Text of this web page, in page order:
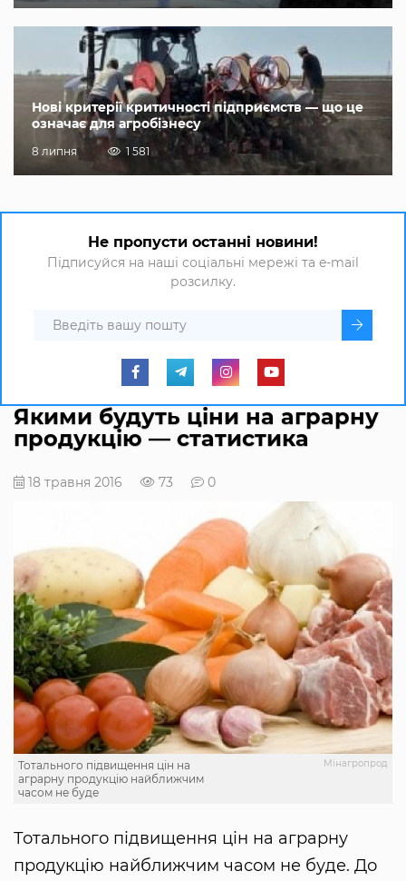
Нові критерії критичності підприємств — що це
означає для агробізнесу
8 липня 1 581
Не пропусти останні новини!
Підписуйся на наші соціальні мережі та e-mail
розсилку.
Якими будуть ціни на аграрну
продукцію — статистика
18 травня 2016 73 0
Мінагропрод
Тотального підвищення цін на
аграрну продукцію найближчим
часом не буде
Тотального підвищення цін на аграрну
продукцію найближчим часом не буде. До